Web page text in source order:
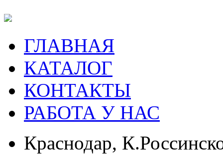
ГЛАВНАЯ
КАТАЛОГ
КОНТАКТЫ
РАБОТА У НАС
Краснодар,